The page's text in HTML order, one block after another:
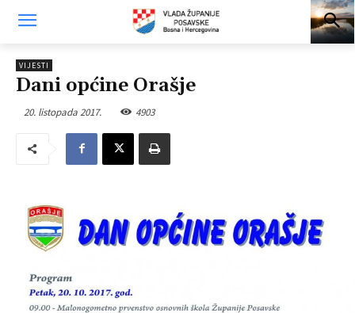
VIJESTI
Dani općine Orašje
20. listopada 2017. 4903